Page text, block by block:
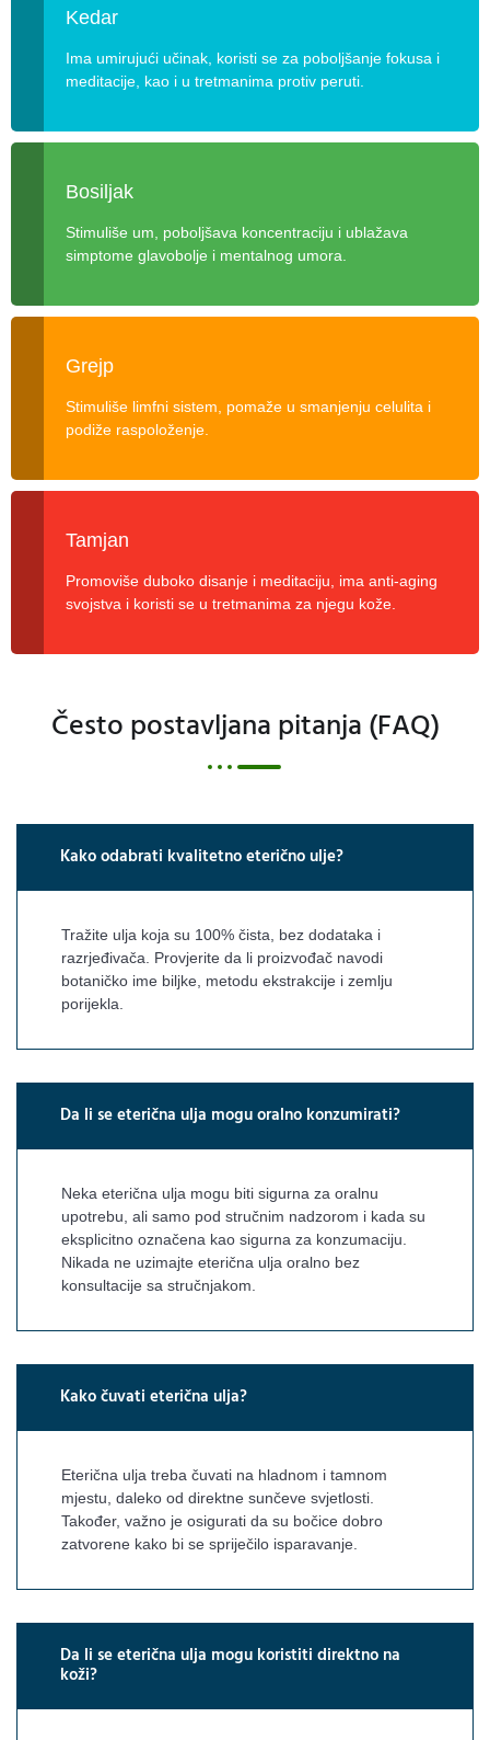
Kedar
Ima umirujući učinak, koristi se za poboljšanje fokusa i
meditacije, kao i u tretmanima protiv peruti.
Bosiljak
Stimuliše um, poboljšava koncentraciju i ublažava
simptome glavobolje i mentalnog umora.
Grejp
Stimuliše limfni sistem, pomaže u smanjenju celulita i
podiže raspoloženje.
Tamjan
Promoviše duboko disanje i meditaciju, ima anti-aging
svojstva i koristi se u tretmanima za njegu kože.
Često postavljana pitanja (FAQ)
Kako odabrati kvalitetno eterično ulje?
Tražite ulja koja su 100% čista, bez dodataka i
razrjeđivača. Provjerite da li proizvođač navodi
botaničko ime biljke, metodu ekstrakcije i zemlju
porijekla.
Da li se eterična ulja mogu oralno konzumirati?
Neka eterična ulja mogu biti sigurna za oralnu
upotrebu, ali samo pod stručnim nadzorom i kada su
eksplicitno označena kao sigurna za konzumaciju.
Nikada ne uzimajte eterična ulja oralno bez
konsultacije sa stručnjakom.
Kako čuvati eterična ulja?
Eterična ulja treba čuvati na hladnom i tamnom
mjestu, daleko od direktne sunčeve svjetlosti.
Također, važno je osigurati da su bočice dobro
zatvorene kako bi se spriječilo isparavanje.
Da li se eterična ulja mogu koristiti direktno na
koži?